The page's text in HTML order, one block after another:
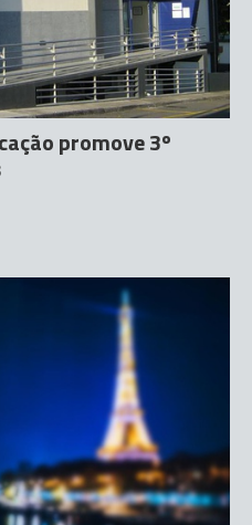
promove 3º